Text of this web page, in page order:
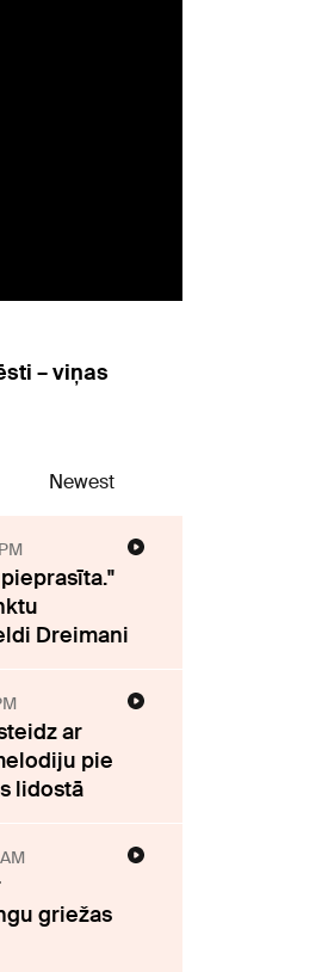
– viņas
Newest
Dreimani
ar
pie
lidostā
griežas